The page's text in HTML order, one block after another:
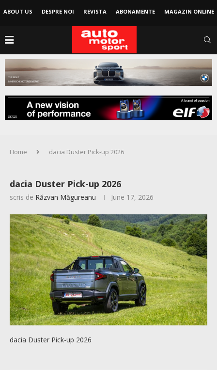
ABOUT US DESPRE NOI REVISTA ABONAMENTE MAGAZIN ONLINE
Home dacia Duster Pick-up 2026
dacia Duster Pick-up 2026
scris de Răzvan Măgureanu June 17, 2026
dacia Duster Pick-up 2026